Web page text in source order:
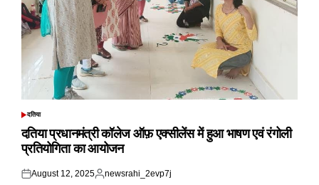
POSTED
दतिया
दतिया प्रधानमंत्री कॉलेज ऑफ़ एक्सीलेंस में हुआ भाषण एवं रंगोली
प्रतियोगिता का आयोजन
Posted
August 12, 2025
Posted
newsrahi_2evp7j